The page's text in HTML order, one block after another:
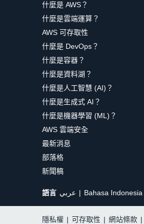
什麼是 AWS？
什麼是雲端運算？
AWS 可存取性
什麼是 DevOps？
什麼是容器？
什麼是資料湖？
什麼是人工智慧 (AI)？
什麼是生成式 AI？
什麼是機器學習 (ML)？
AWS 雲端安全
最新消息
部落格
新聞稿
語言 عربي Bahasa Indonesia
隱私權 | 可存取性 | 網站條款 |